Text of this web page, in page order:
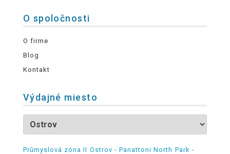
O spoločnosti
O firme
Blog
Kontakt
Výdajné miesto
Průmyslová zóna II Ostrov - Panattoni North Park -